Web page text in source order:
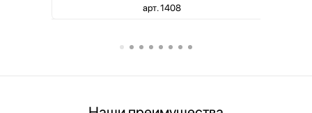
арт. 1408